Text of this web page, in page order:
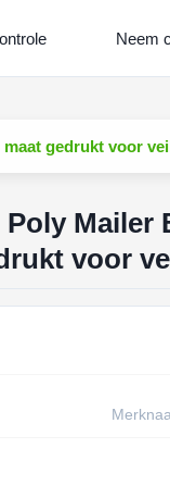
Neem
gedrukt voor
Mailer
voor